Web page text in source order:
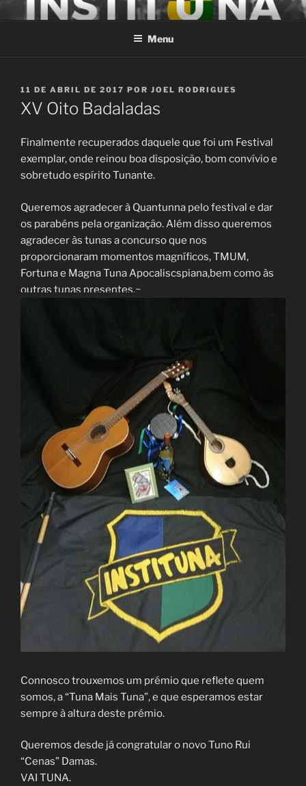
Saltar
paraINSTITUNA
Tuna Mista do Politécnico de Leiria
Menu
PUBLICADO
EM
11 DE ABRIL DE 2017 POR JOEL RODRIGUES
XV Oito Badaladas
Finalmente recuperados daquele que foi um Festival
exemplar, onde reinou boa disposição, bom convívio e
sobretudo espírito Tunante.
Queremos agradecer à Quantunna pelo festival e dar
os parabéns pela organização. Além disso queremos
agradecer às tunas a concurso que nos
proporcionaram momentos magníficos, TMUM,
Fortuna e Magna Tuna Apocaliscspiana,bem como às
outras tunas presentes.~
Connosco trouxemos um prémio que reflete quem
somos, a “Tuna Mais Tuna”, e que esperamos estar
sempre à altura deste prémio.
Queremos desde já congratular o novo Tuno Rui
“Cenas” Damas.
VAI TUNA.